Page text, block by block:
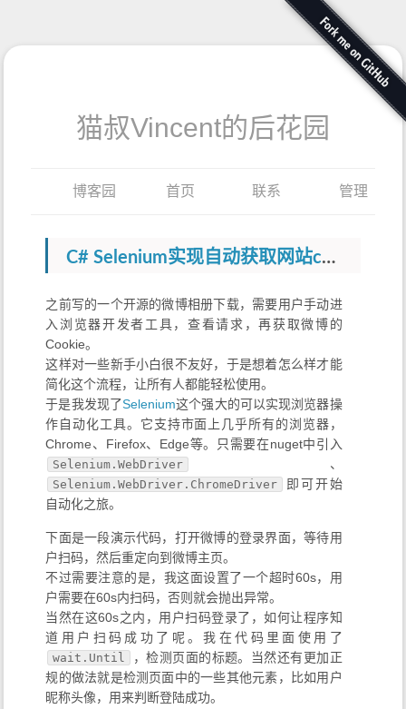
猫叔Vincent的后花园
博客园 首页 联系 管理
C# Selenium实现自动获取网站cookie
之前写的一个开源的微博相册下载，需要用户手动进
入浏览器开发者工具，查看请求，再获取微博的
Cookie。
这样对一些新手小白很不友好，于是想着怎么样才能
简化这个流程，让所有人都能轻松使用。
于是我发现了Selenium这个强大的可以实现浏览器操
作自动化工具。它支持市面上几乎所有的浏览器，
Chrome、Firefox、Edge等。只需要在nuget中引入
Selenium.WebDriver 、
Selenium.WebDriver.ChromeDriver
即可开始
自动化之旅。
下面是一段演示代码，打开微博的登录界面，等待用
户扫码，然后重定向到微博主页。
不过需要注意的是，我这面设置了一个超时60s，用
户需要在60s内扫码，否则就会抛出异常。
当然在这60s之内，用户扫码登录了，如何让程序知
道用户扫码成功了呢。我在代码里面使用了
wait.Until
，检测页面的标题。当然还有更加正
规的做法就是检测页面中的一些其他元素，比如用户
昵称头像，用来判断登陆成功。